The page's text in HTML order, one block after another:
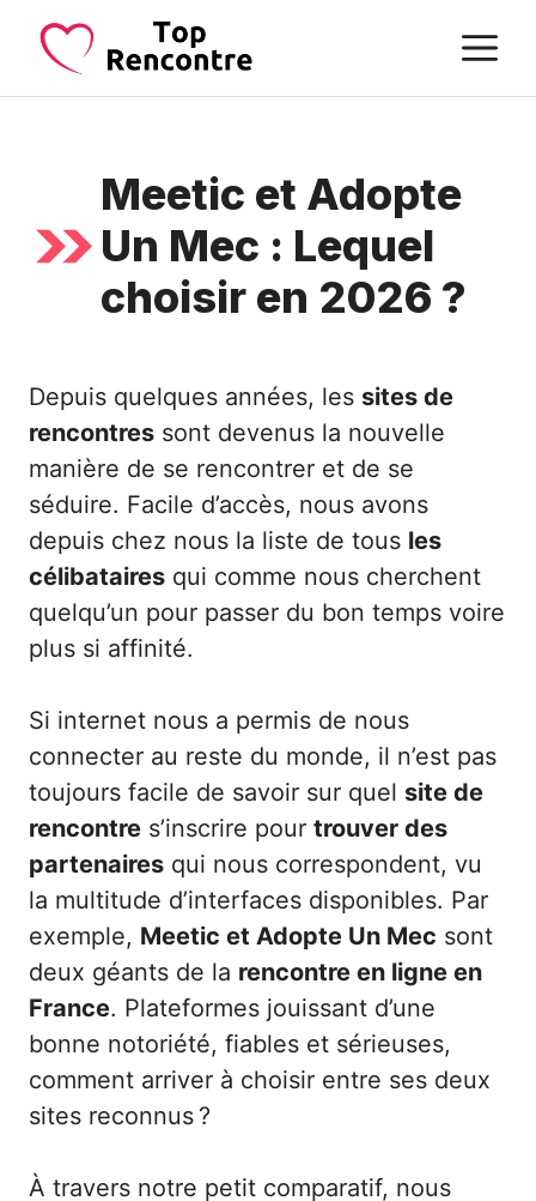
Aller
contenu
Meetic et Adopte
Un Mec : Lequel
choisir en 2026 ?
Depuis quelques années, les sites de
rencontres sont devenus la nouvelle
manière de se rencontrer et de se
séduire. Facile d’accès, nous avons
depuis chez nous la liste de tous les
célibataires qui comme nous cherchent
quelqu’un pour passer du bon temps voire
plus si affinité.
Si internet nous a permis de nous
connecter au reste du monde, il n’est pas
toujours facile de savoir sur quel site de
rencontre s’inscrire pour trouver des
partenaires qui nous correspondent, vu
la multitude d’interfaces disponibles. Par
exemple, Meetic et Adopte Un Mec sont
deux géants de la rencontre en ligne en
France. Plateformes jouissant d’une
bonne notoriété, fiables et sérieuses,
comment arriver à choisir entre ses deux
sites reconnus ?
À travers notre petit comparatif, nous